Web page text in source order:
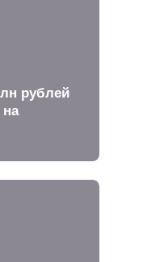
рублей